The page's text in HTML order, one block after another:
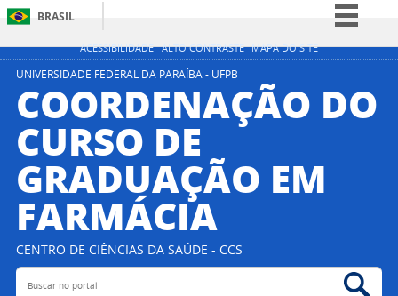
ACESSIBILIDADE ALTO CONTRASTE MAPA DO SITE
BRASIL
Simplifique!
Participe
Acesso à informação
Canais
UNIVERSIDADE FEDERAL DA PARAÍBA - UFPB
COORDENAÇÃO DO
CURSO DE
GRADUAÇÃO EM
FARMÁCIA
CENTRO DE CIÊNCIAS DA SAÚDE - CCS
Buscar no portal